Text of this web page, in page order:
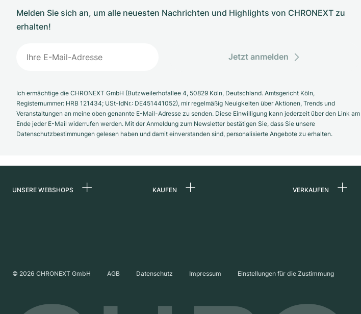
Melden Sie sich an, um alle neuesten Nachrichten und Highlights von CHRONEXT zu
erhalten!
Jetzt anmelden
Ich ermächtige die CHRONEXT GmbH (Butzweilerhofallee 4, 50829 Köln, Deutschland. Amtsgericht Köln,
Registernummer: HRB 121434; USt-IdNr.: DE451441052), mir regelmäßig Neuigkeiten über Aktionen, Trends und
Veranstaltungen an meine oben genannte E-Mail-Adresse zu senden. Diese Einwilligung kann jederzeit über den Link am
Ende jeder E-Mail widerrufen werden. Mit der Anmeldung zum Newsletter bestätigen Sie, dass Sie unsere
Datenschutzbestimmungen gelesen haben und damit einverstanden sind, personalisierte Angebote zu erhalten.
UNSERE WEBSHOPS KAUFEN VERKAUFEN
© 2026 CHRONEXT GmbH AGB Datenschutz Impressum Einstellungen für die Zustimmung